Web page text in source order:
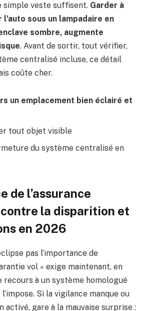
simple veste suffisent. Garder à
sous un lampadaire en
sombre, augmente
. Avant de sortir, tout vérifier,
centralisé incluse, ce détail
coûte cher.
un emplacement bien éclairé et
tout objet visible
du système centralisé en
de l’assurance
la disparition et
en 2026
pas l’importance de
vol » exige maintenant, en
recours à un système homologué
Si la vigilance manque ou
activé, gare à la mauvaise surprise :